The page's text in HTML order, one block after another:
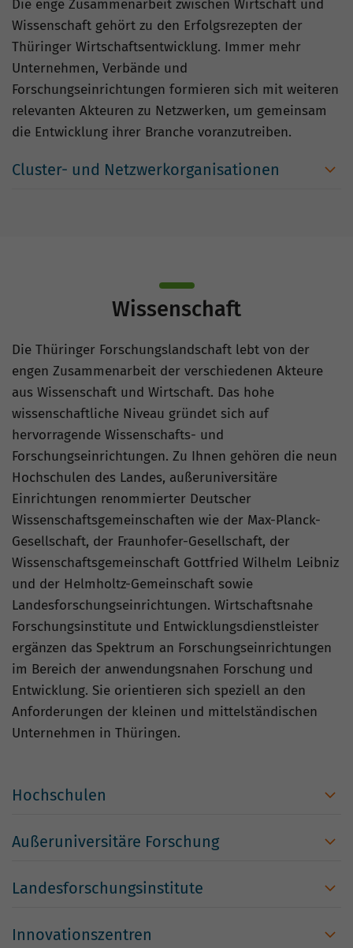
Die enge Zusammenarbeit zwischen Wirtschaft und
Wissenschaft gehört zu den Erfolgsrezepten der
Thüringer Wirtschaftsentwicklung. Immer mehr
Unternehmen, Verbände und
Forschungseinrichtungen formieren sich mit weiteren
relevanten Akteuren zu Netzwerken, um gemeinsam
die Entwicklung ihrer Branche voranzutreiben.
Cluster- und Netzwerkorganisationen
Wissenschaft
Die Thüringer Forschungslandschaft lebt von der
engen Zusammenarbeit der verschiedenen Akteure
aus Wissenschaft und Wirtschaft. Das hohe
wissenschaftliche Niveau gründet sich auf
hervorragende Wissenschafts- und
Forschungseinrichtungen. Zu Ihnen gehören die neun
Hochschulen des Landes, außeruniversitäre
Einrichtungen renommierter Deutscher
Wissenschaftsgemeinschaften wie der Max-Planck-
Gesellschaft, der Fraunhofer-Gesellschaft, der
Wissenschaftsgemeinschaft Gottfried Wilhelm Leibniz
und der Helmholtz-Gemeinschaft sowie
Landesforschungseinrichtungen. Wirtschaftsnahe
Forschungsinstitute und Entwicklungsdienstleister
ergänzen das Spektrum an Forschungseinrichtungen
im Bereich der anwendungsnahen Forschung und
Entwicklung. Sie orientieren sich speziell an den
Anforderungen der kleinen und mittelständischen
Unternehmen in Thüringen.
Hochschulen
Außeruniversitäre Forschung
Landesforschungsinstitute
Innovationszentren